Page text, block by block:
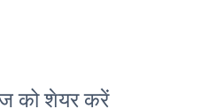
को शेयर करें